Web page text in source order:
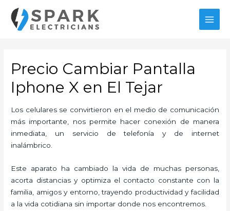
contenido
Precio Cambiar Pantalla
Iphone X en El Tejar
Los celulares se convirtieron en el medio de comunicación
más importante, nos permite hacer conexión de manera
inmediata, un servicio de telefonía y de internet
inalámbrico.
Este aparato ha cambiado la vida de muchas personas,
acorta distancias y optimiza el contacto constante con la
familia, amigos y entorno, trayendo productividad y facilidad
a la vida cotidiana sin importar donde nos encontremos.